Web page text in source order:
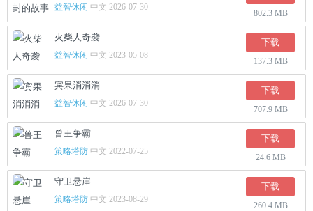
益智休闲 中文 2026-07-30
802.3 MB
火柴人奇袭
益智休闲 中文 2023-05-08
下载
137.3 MB
宾果消消消
益智休闲 中文 2026-07-30
下载
707.9 MB
兽王争霸
策略塔防 中文 2022-07-25
下载
24.6 MB
守卫悬崖
策略塔防 中文 2023-08-29
下载
260.4 MB